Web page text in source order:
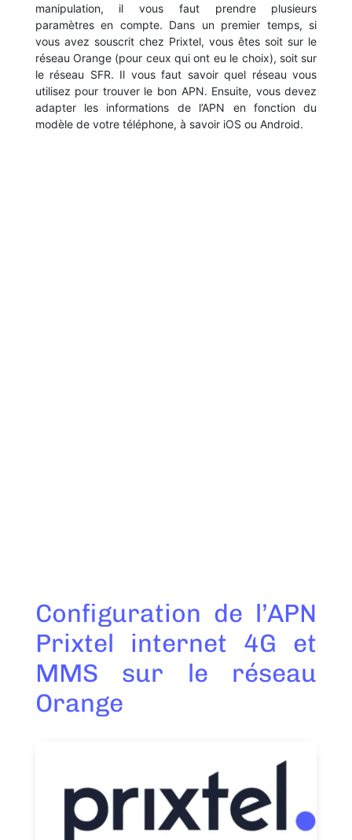
manipulation, il vous faut prendre plusieurs
paramètres en compte. Dans un premier temps, si
vous avez souscrit chez Prixtel, vous êtes soit sur le
réseau Orange (pour ceux qui ont eu le choix), soit sur
le réseau SFR. Il vous faut savoir quel réseau vous
utilisez pour trouver le bon APN. Ensuite, vous devez
adapter les informations de l’APN en fonction du
modèle de votre téléphone, à savoir iOS ou Android.
Configuration de l’APN
Prixtel internet 4G et
MMS sur le réseau
Orange